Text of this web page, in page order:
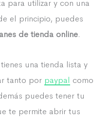
para utilizar y con una
el principio, puedes
de tienda online.
una tienda lista y
tanto por paypal como
puedes tener tu
te permite abrir tus